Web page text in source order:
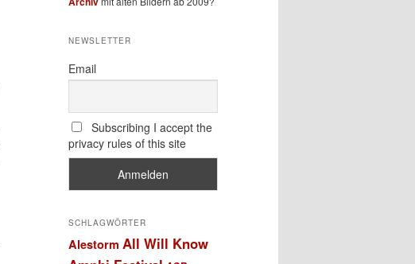
NEWSLETTER
Email
Subscribing I accept the
privacy rules of this site
SCHLAGWÖRTER
Alestorm All Will Know